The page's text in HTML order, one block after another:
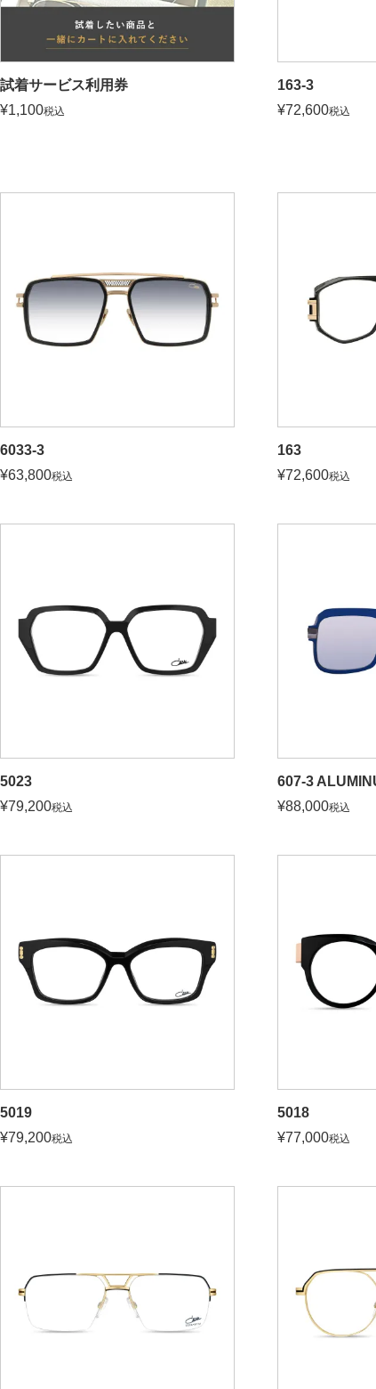
試着サービス利用券
¥1,100税込
163-3
¥72,600税込
6033-3
¥63,800税込
163
¥72,600税込
5023
¥79,200税込
607-3
¥88,000税込
5019
¥79,200税込
5018
¥77,000税込